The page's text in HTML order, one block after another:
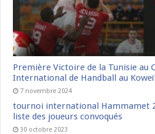
Première Victoire de la Tunisie au
International de Handball au
7 novembre 2024
tournoi international Hammamet
liste des joueurs convoqués
30 octobre 2023